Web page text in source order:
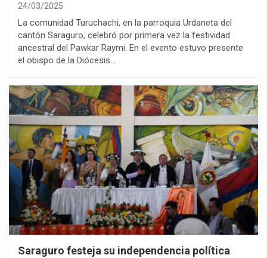
24/03/2025
La comunidad Turuchachi, en la parroquia Urdaneta del
cantón Saraguro, celebró por primera vez la festividad
ancestral del Pawkar Raymi. En el evento estuvo presente
el obispo de la Diócesis…
Saraguro festeja su independencia política